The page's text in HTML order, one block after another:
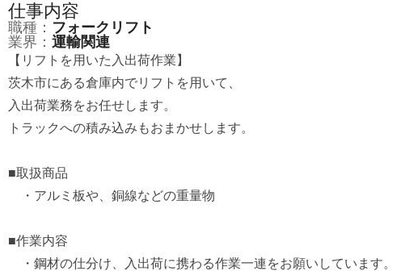
仕事内容
職種： フォークリフト
業界： 運輸関連
【リフトを用いた入出荷作業】
茨木市にある倉庫内でリフトを用いて、
入出荷業務をお任せします。
トラックへの積み込みもおまかせします。
■取扱商品
・アルミ板や、銅線などの重量物
■作業内容
・鋼材の仕分け、入出荷に携わる作業一連をお願いしています。